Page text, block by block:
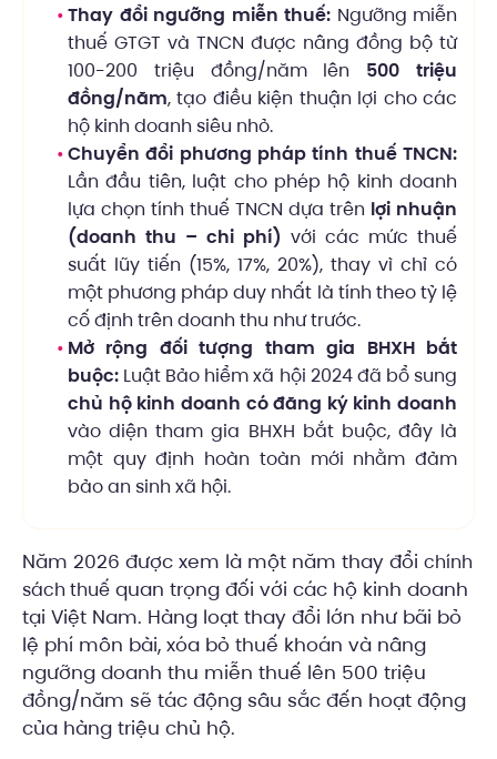
Thay đổi ngưỡng miễn thuế: Ngưỡng miễn
thuế GTGT và TNCN được nâng đồng bộ từ
100-200 triệu đồng/năm lên 500 triệu
đồng/năm, tạo điều kiện thuận lợi cho các
hộ kinh doanh siêu nhỏ.
Chuyển đổi phương pháp tính thuế TNCN:
Lần đầu tiên, luật cho phép hộ kinh doanh
lựa chọn tính thuế TNCN dựa trên lợi nhuận
(doanh thu – chi phí) với các mức thuế
suất lũy tiến (15%, 17%, 20%), thay vì chỉ có
một phương pháp duy nhất là tính theo tỷ lệ
cố định trên doanh thu như trước.
Mở rộng đối tượng tham gia BHXH bắt
buộc: Luật Bảo hiểm xã hội 2024 đã bổ sung
chủ hộ kinh doanh có đăng ký kinh doanh
vào diện tham gia BHXH bắt buộc, đây là
một quy định hoàn toàn mới nhằm đảm
bảo an sinh xã hội.
Năm 2026 được xem là một năm thay đổi chính
sách thuế quan trọng đối với các hộ kinh doanh
tại Việt Nam. Hàng loạt thay đổi lớn như bãi bỏ
lệ phí môn bài, xóa bỏ thuế khoán và nâng
ngưỡng doanh thu miễn thuế lên 500 triệu
đồng/năm sẽ tác động sâu sắc đến hoạt động
của hàng triệu chủ hộ.